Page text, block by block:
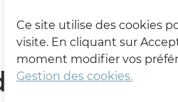
Ce site utilise des cookies
visite. En cliquant sur
moment modifier vos
Gestion des cookies.
Saint-